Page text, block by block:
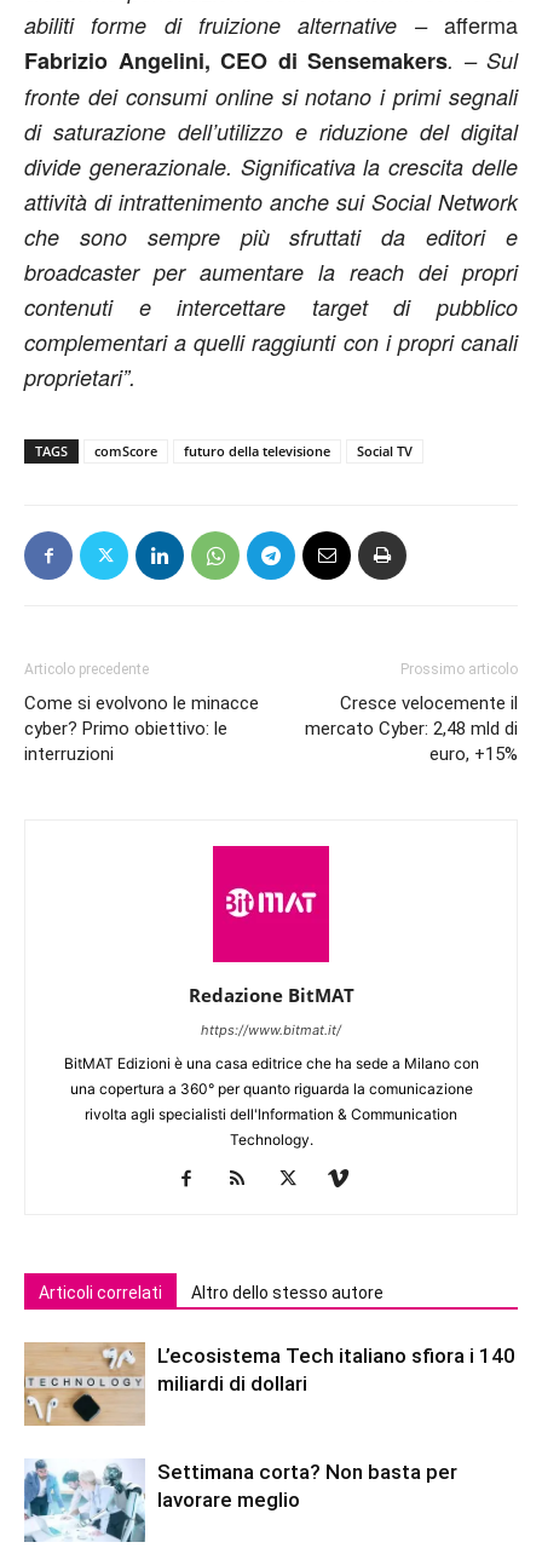
abiliti forme di fruizione alternative – afferma
Fabrizio Angelini, CEO di Sensemakers. – Sul
fronte dei consumi online si notano i primi segnali
di saturazione dell’utilizzo e riduzione del digital
divide generazionale. Significativa la crescita delle
attività di intrattenimento anche sui Social Network
che sono sempre più sfruttati da editori e
broadcaster per aumentare la reach dei propri
contenuti e intercettare target di pubblico
complementari a quelli raggiunti con i propri canali
proprietari”.
TAGS comScore futuro della televisione Social TV
Articolo precedente
Come si evolvono le minacce
cyber? Primo obiettivo: le
interruzioni
Prossimo articolo
Cresce velocemente il
mercato Cyber: 2,48 mld di
euro, +15%
Redazione BitMAT
https://www.bitmat.it/
BitMAT Edizioni è una casa editrice che ha sede a Milano con
una copertura a 360° per quanto riguarda la comunicazione
rivolta agli specialisti dell'lnformation & Communication
Technology.
Articoli correlati Altro dello stesso autore
L’ecosistema Tech italiano sfiora i 140
miliardi di dollari
Settimana corta? Non basta per
lavorare meglio